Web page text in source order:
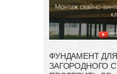
ФУНДАМЕНТ
ЗАГОРОДНОГО